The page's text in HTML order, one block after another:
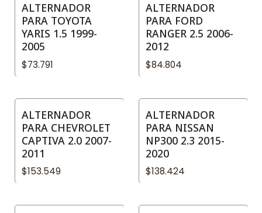
ALTERNADOR
PARA TOYOTA
YARIS 1.5 1999-
2005
$73.791
ALTERNADOR
PARA FORD
RANGER 2.5 2006-
2012
$84.804
ALTERNADOR
PARA CHEVROLET
CAPTIVA 2.0 2007-
2011
$153.549
ALTERNADOR
PARA NISSAN
NP300 2.3 2015-
2020
$138.424